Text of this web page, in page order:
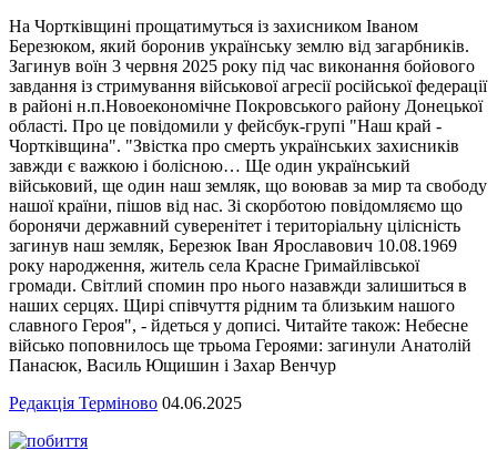
На Чортківщині прощатимуться із захисником Іваном
Березюком, який боронив українську землю від загарбників.
Загинув воїн 3 червня 2025 року під час виконання бойового
завдання із стримування військової агресії російської федерації
в районі н.п.Новоекономічне Покровського району Донецької
області. Про це повідомили у фейсбук-групі "Наш край -
Чортківщина". "Звістка про смерть українських захисників
завжди є важкою і болісною… Ще один український
військовий, ще один наш земляк, що воював за мир та свободу
нашої країни, пішов від нас. Зі скорботою повідомляємо що
боронячи державний суверенітет і територіальну цілісність
загинув наш земляк, Березюк Іван Ярославович 10.08.1969
року народження, житель села Красне Гримайлівської
громади. Світлий спомин про нього назавжди залишиться в
наших серцях. Щирі співчуття рідним та близьким нашого
славного Героя", - йдеться у дописі. Читайте також: Небесне
військо поповнилось ще трьома Героями: загинули Анатолій
Панасюк, Василь Ющишин і Захар Венчур
Редакція Терміново 04.06.2025